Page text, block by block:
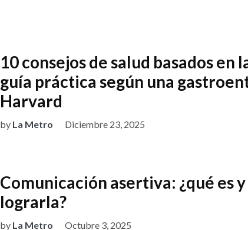
10 consejos de salud basados en
guía práctica según una
Harvard
by La Metro Diciembre 23, 2025
Comunicación asertiva: ¿qué es
lograrla?
by La Metro Octubre 3, 2025